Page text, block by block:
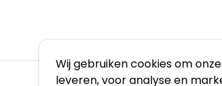
Wij gebruiken cookies om
leveren, voor analyse en